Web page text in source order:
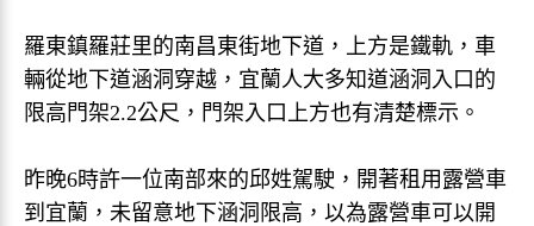
羅東鎮羅莊里的南昌東街地下道，上方是鐵軌，車
輛從地下道涵洞穿越，宜蘭人大多知道涵洞入口的
限高門架2.2公尺，門架入口上方也有清楚標示。
昨晚6時許一位南部來的邱姓駕駛，開著租用露營車
到宜蘭，未留意地下涵洞限高，以為露營車可以開